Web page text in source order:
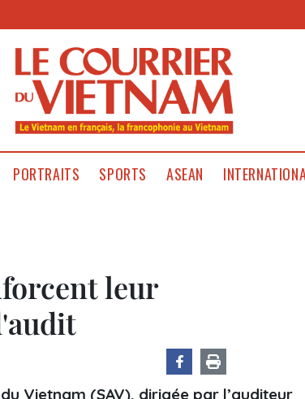
PORTRAITS SPORTS ASEAN
leur
Vietnam (SAV), dirigée par l’auditeur